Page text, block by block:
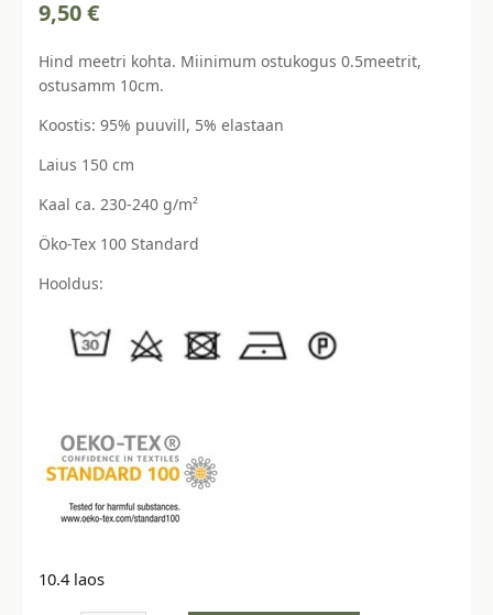
9,50€
Hind meetri kohta. Miinimum ostukogus 0.5meetrit,
ostusamm 10cm.
Koostis: 95% puuvill, 5% elastaan
Laius 150 cm
Kaal ca. 230-240 g/m²
Öko-Tex 100 Standard
Hooldus:
10.4 laos